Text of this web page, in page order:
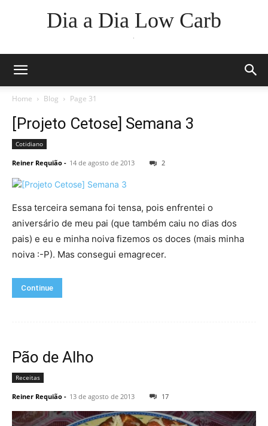
Dia a Dia Low Carb
Home Blog Page 31
[Projeto Cetose] Semana 3
Cotidiano
Reiner Requião - 14 de agosto de 2013 2
Essa terceira semana foi tensa, pois enfrentei o
aniversário de meu pai (que também caiu no dias dos
pais) e eu e minha noiva fizemos os doces (mais minha
noiva :-P). Mas consegui emagrecer.
Continue
Pão de Alho
Receitas
Reiner Requião - 13 de agosto de 2013 17